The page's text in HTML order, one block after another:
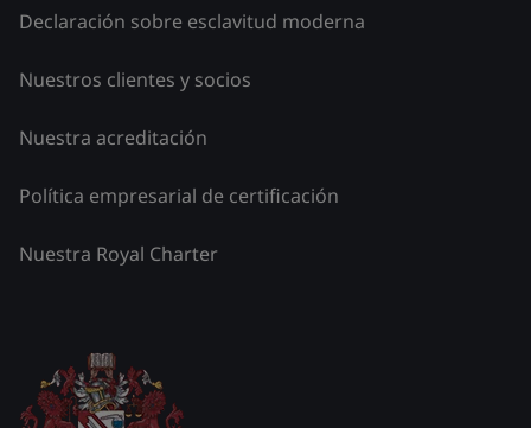
Declaración sobre esclavitud moderna
Nuestros clientes y socios
Nuestra acreditación
Política empresarial de certificación
Nuestra Royal Charter